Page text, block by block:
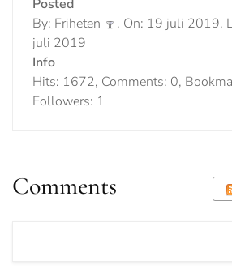
Posted
By: Friheten
, On: 19 juli 2019,
juli 2019
Info
Hits: 1672, Comments: 0,
Followers: 1
Comments